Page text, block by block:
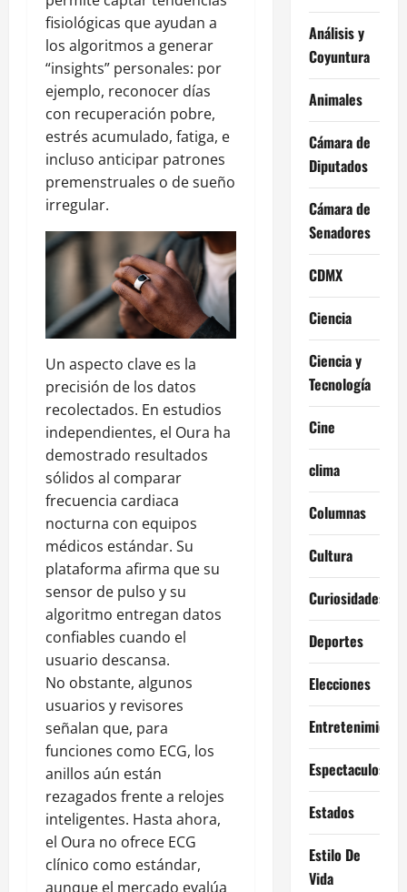
fisiológicas que ayudan a
los algoritmos a generar
“insights” personales: por
ejemplo, reconocer días
con recuperación pobre,
estrés acumulado, fatiga, e
incluso anticipar patrones
premenstruales o de sueño
irregular.
Un aspecto clave es la
precisión de los datos
recolectados. En estudios
independientes, el Oura ha
demostrado resultados
sólidos al comparar
frecuencia cardiaca
nocturna con equipos
médicos estándar. Su
plataforma afirma que su
sensor de pulso y su
algoritmo entregan datos
confiables cuando el
usuario descansa.
No obstante, algunos
usuarios y revisores
señalan que, para
funciones como ECG, los
anillos aún están
rezagados frente a relojes
inteligentes. Hasta ahora,
el Oura no ofrece ECG
clínico como estándar,
aunque el mercado evalúa
Análisis y
Coyuntura
Animales
Cámara de
Diputados
Cámara de
Senadores
CDMX
Ciencia
Ciencia y
Tecnología
Cine
clima
Columnas
Cultura
Curiosidades
Deportes
Elecciones
Entretenimiento
Espectaculos
Estados
Estilo De
Vida